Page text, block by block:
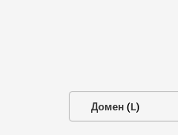
Домен (L)